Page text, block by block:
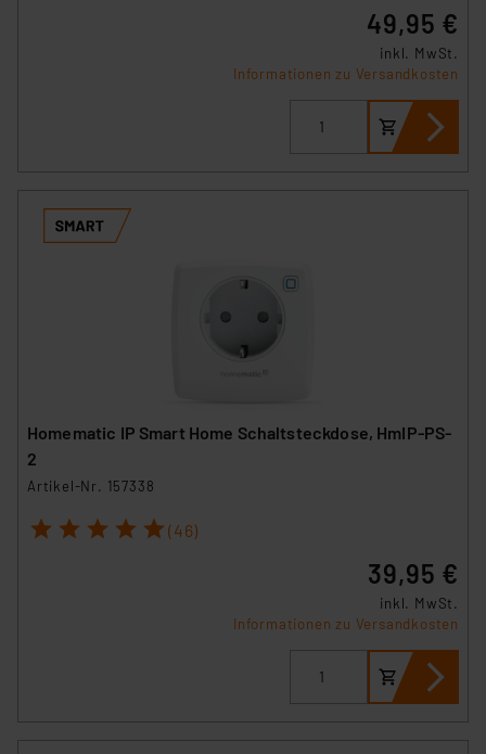
49,95 €
inkl. MwSt.
Informationen zu Versandkosten
Homematic IP Smart Home Schaltsteckdose, HmIP-PS-
2
Artikel-Nr. 157338
1 2 3 4 5 (46)
39,95 €
inkl. MwSt.
Informationen zu Versandkosten